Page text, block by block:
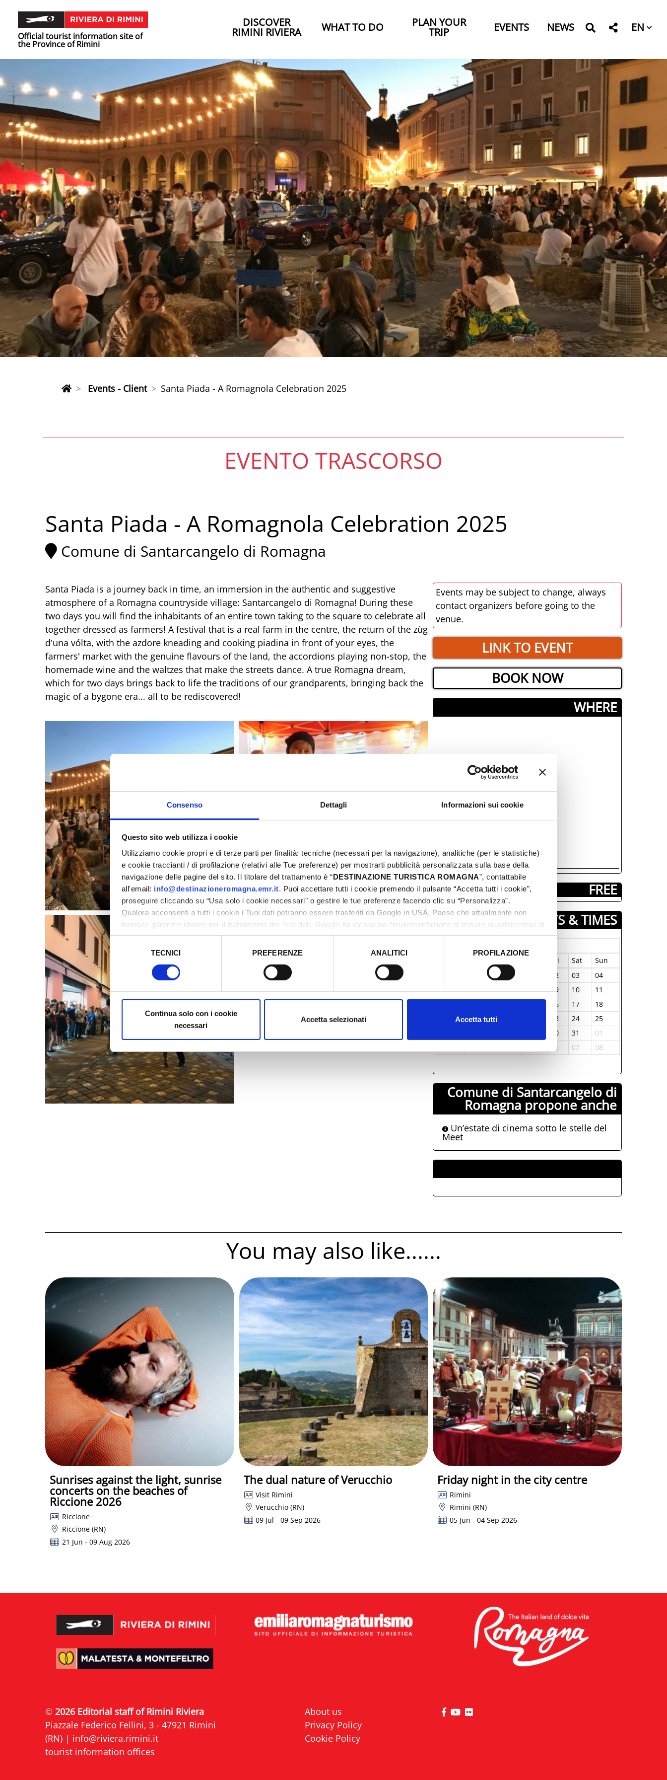
Consenso Dettagli Informazioni sui cookie
Questo sito web utilizza i cookie
Utilizziamo cookie propri e di terze parti per finalità: tecniche (necessari per la navigazione), analitiche (per le statistiche)
e cookie traccianti / di profilazione (relativi alle Tue preferenze) per mostrarti pubblicità personalizzata sulla base della
navigazione delle pagine del sito. Il titolare del trattamento è “DESTINAZIONE TURISTICA ROMAGNA”, contattabile
all'email: info@destinazioneromagna.emr.it. Puoi accettare tutti i cookie premendo il pulsante “Accetta tutti i cookie”,
proseguire cliccando su “Usa solo i cookie necessari" o gestire le tue preferenze facendo clic su “Personalizza”.
Qualora acconsenti a tutti i cookie i Tuoi dati potranno essere trasferiti da Google in USA, Paese che attualmente non
fornisce garanzie idonee per il trattamento dei Tuoi dati. Google ha dichiarato l’implementazione di misure supplementari di
sicurezza a Tutela dei navigatori, che abbiamo valutato essere sufficienti.
Selezione
del
TECNICI PREFERENZE ANALITICI PROFILAZIONE
Continua solo con i cookie
necessari
Accetta selezionati Accetta tutti
Official tourist information site of
the Province of Rimini
DISCOVER
RIMINI RIVIERA WHAT TO DO PLAN YOUR
TRIP EVENTS NEWS EN
Events - Client Santa Piada - A Romagnola Celebration 2025
EVENTO TRASCORSO
Santa Piada - A Romagnola Celebration 2025
Comune di Santarcangelo di Romagna
Santa Piada is a journey back in time, an immersion in the authentic and suggestive
atmosphere of a Romagna countryside village: Santarcangelo di Romagna! During these
two days you will find the inhabitants of an entire town taking to the square to celebrate all
together dressed as farmers! A festival that is a real farm in the centre, the return of the zùg
d'una vólta, with the azdore kneading and cooking piadina in front of your eyes, the
farmers' market with the genuine flavours of the land, the accordions playing non-stop, the
homemade wine and the waltzes that make the streets dance. A true Romagna dream,
which for two days brings back to life the traditions of our grandparents, bringing back the
magic of a bygone era... all to be rediscovered!
Events may be subject to change, always
contact organizers before going to the
venue.
LINK TO EVENT
BOOK NOW
­WHERE
FREE
DAYS & TIMES
Fri Sat
Sun
31 02 03
04
05
06 07 08 09 10
11
16 17
18
20 21 23 24
25
30 31
01
06 07 08
Comune di Santarcangelo di
Romagna propone anche
Un’estate di cinema sotto le stelle del
Meet
You may also like......
Sunrises against the light, sunrise
concerts on the beaches of
Riccione 2026
Riccione
Riccione (RN)
21 Jun - 09 Aug 2026
The dual nature of Verucchio
Visit Rimini
Verucchio (RN)
09 Jul - 09 Sep 2026
Friday night in the city centre
Rimini
Rimini (RN)
05 Jun - 04 Sep 2026
© 2026 Editorial staff of Rimini Riviera
Piazzale Federico Fellini, 3 - 47921 Rimini
(RN) | info@riviera.rimini.it
tourist information offices
About us
Privacy Policy
Cookie Policy
visit Riviera di Rimini Facebook profile page
visit Riviera di Rimini YouTube profile page
visit Riviera di Rimini Flickr profile page